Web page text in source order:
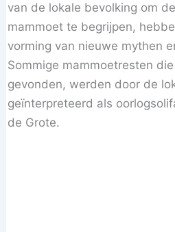
van de lokale bevolking om
mammoet te begrijpen,
vorming van nieuwe mythen
Sommige mammoetresten
gevonden, werden door de
geïnterpreteerd als
de Grote.